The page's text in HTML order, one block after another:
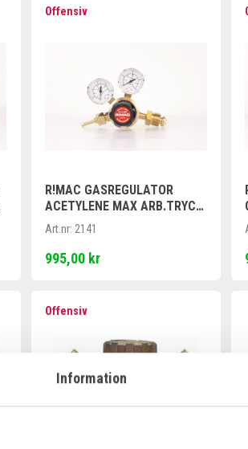
Information
Offensiv
R!MAC GASREGULATOR
ACETYLENE MAX ARB.TRYCK
1,5 BAR
Art.nr: 2141
995,00 kr
Offensiv